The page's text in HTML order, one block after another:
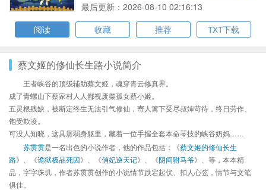
引风波
最后更新：2026-08-10 02:16:13
阅读
收藏 推荐 TXT下载
蔡文姬的修仙长生路小说简介
王者峡谷的顶级辅助蔡文姬，魂穿青云修真界。
成了青螺山下蔡家村人人鄙视废柴孤女蔡小姬。
五灵根残缺，被断定终生无法引气修仙，寄人篱下受尽叔婶苛待，终日劳作、
饱受欺凌。
可没人知晓，这具孱弱身躯里，藏着一位手握全套本命琴技的峡谷奶妈……
苏贯贯是一名出色的小说作者，他的作品包括：《蔡文姬的修仙长生
路》、《诡狱极品死囚》、《俏妃逆天记》、《阴间驸马爷》、等，本本精
品，字字珠玑，作者苏贯贯创作的小说情节跌宕起伏、扣人心弦，情节与文笔
俱佳。